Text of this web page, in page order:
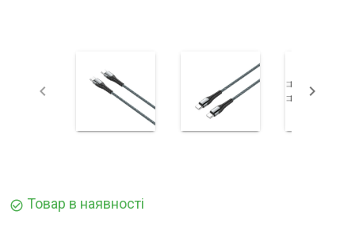
check_circle_outline Товар в наявності